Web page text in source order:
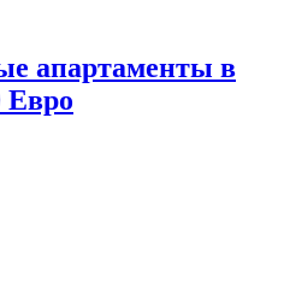
апартаменты в
Евро